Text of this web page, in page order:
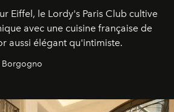
Eiffel, le Lordy's Paris Club cultive
avec une cuisine française de
aussi élégant qu'intimiste.
Borgogno